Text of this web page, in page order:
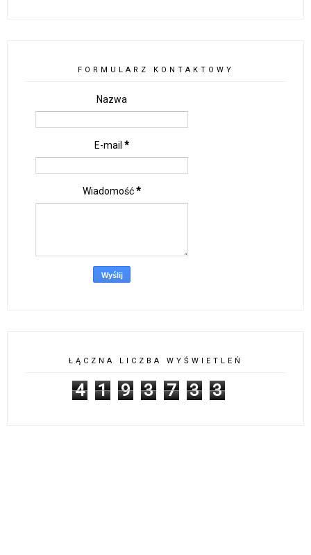
FORMULARZ KONTAKTOWY
Nazwa
E-mail *
Wiadomość*
ŁĄCZNA LICZBA WYŚWIETLEŃ
4 1 9 3 7 3 3